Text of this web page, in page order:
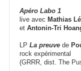
Apéro Labo 1
live avec Mathias
et Antonin-Tri
LP La preuve de
rock expérimental
(GRRR, dist. The